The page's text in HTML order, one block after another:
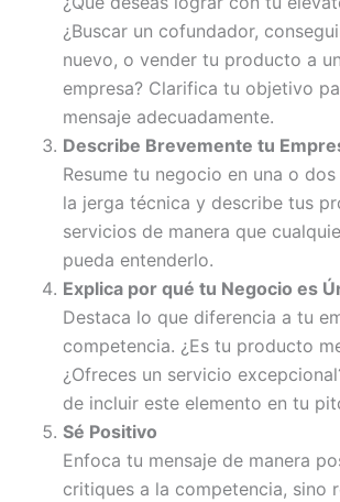
¿Buscar un cofundador,
nuevo, o vender tu producto a
empresa? Clarifica tu objetivo
mensaje adecuadamente.
Describe Brevemente tu
Resume tu negocio en una o
la jerga técnica y describe tus
servicios de manera que
pueda entenderlo.
Explica por qué tu Negocio es
Destaca lo que diferencia a tu
competencia. ¿Es tu producto
¿Ofreces un servicio
de incluir este elemento en tu
Sé Positivo
Enfoca tu mensaje de manera
critiques a la competencia, sino